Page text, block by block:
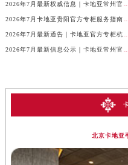
北京卡地亚